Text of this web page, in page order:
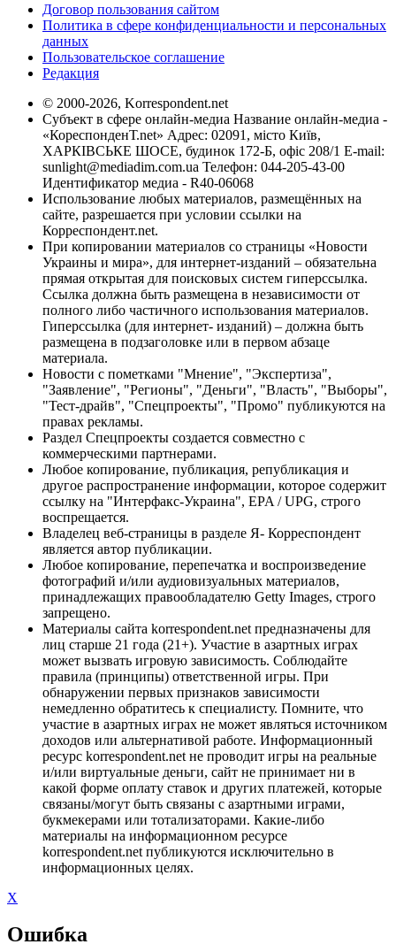
Договор пользования сайтом
Политика в сфере конфиденциальности и персональных
данных
Пользовательское соглашение
Редакция
© 2000-2026, Korrespondent.net
Субъект в сфере онлайн-медиа Название онлайн-медиа -
«КореспонденТ.net» Адрес: 02091, місто Київ,
ХАРКІВСЬКЕ ШОСЕ, будинок 172-Б, офіс 208/1 E-mail:
sunlight@mediadim.com.ua Телефон: 044-205-43-00
Идентификатор медиа - R40-06068
Использование любых материалов, размещённых на
сайте, разрешается при условии ссылки на
Корреспондент.net.
При копировании материалов со страницы «Новости
Украины и мира», для интернет-изданий – обязательна
прямая открытая для поисковых систем гиперссылка.
Ссылка должна быть размещена в независимости от
полного либо частичного использования материалов.
Гиперссылка (для интернет- изданий) – должна быть
размещена в подзаголовке или в первом абзаце
материала.
Новости с пометками "Мнение", "Экспертиза",
"Заявление", "Регионы", "Деньги", "Власть", "Выборы",
"Тест-драйв", "Спецпроекты", "Промо" публикуются на
правах рекламы.
Раздел Спецпроекты создается совместно с
коммерческими партнерами.
Любое копирование, публикация, републикация и
другое распространение информации, которое содержит
ссылку на "Интерфакс-Украина", EPA / UPG, строго
воспрещается.
Владелец веб-страницы в разделе Я- Корреспондент
является автор публикации.
Любое копирование, перепечатка и воспроизведение
фотографий и/или аудиовизуальных материалов,
принадлежащих правообладателю Getty Images, строго
запрещено.
Материалы сайта korrespondent.net предназначены для
лиц старше 21 года (21+). Участие в азартных играх
может вызвать игровую зависимость. Соблюдайте
правила (принципы) ответственной игры. При
обнаружении первых признаков зависимости
немедленно обратитесь к специалисту. Помните, что
участие в азартных играх не может являться источником
доходов или альтернативой работе. Информационный
ресурс korrespondent.net не проводит игры на реальные
и/или виртуальные деньги, сайт не принимает ни в
какой форме оплату ставок и других платежей, которые
связаны/могут быть связаны с азартными играми,
букмекерами или тотализаторами. Какие-либо
материалы на информационном ресурсе
korrespondent.net публикуются исключительно в
информационных целях.
X
Ошибка